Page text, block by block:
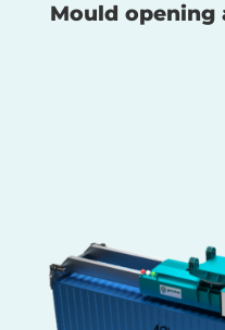
Mould opening